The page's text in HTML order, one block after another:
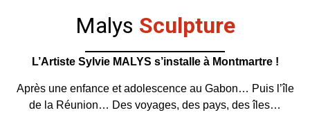
Malys Sculpture
L’Artiste Sylvie MALYS s’installe à Montmartre !
Après une enfance et adolescence au Gabon… Puis l’île
de la Réunion… Des voyages, des pays, des îles…